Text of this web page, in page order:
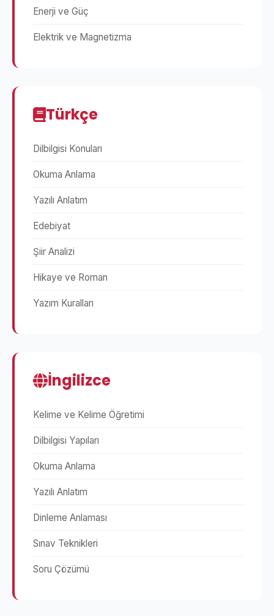
Enerji ve Güç
Elektrik ve Magnetizma
Türkçe
Dilbilgisi Konuları
Okuma Anlama
Yazılı Anlatım
Edebiyat
Şiir Analizi
Hikaye ve Roman
Yazım Kuralları
İngilizce
Kelime ve Kelime Öğretimi
Dilbilgisi Yapıları
Okuma Anlama
Yazılı Anlatım
Dinleme Anlaması
Sınav Teknikleri
Soru Çözümü